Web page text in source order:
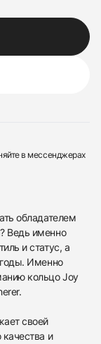
в мессенджерах
обладателем
Ведь именно
и статус, а
годы. Именно
кольцо Joy
своей
и